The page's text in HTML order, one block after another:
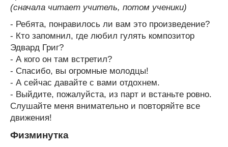
(сначала читает учитель, потом ученики)
- Ребята, понравилось ли вам это произведение?
- Кто запомнил, где любил гулять композитор
Эдвард Григ?
- А кого он там встретил?
- Спасибо, вы огромные молодцы!
- А сейчас давайте с вами отдохнем.
- Выйдите, пожалуйста, из парт и встаньте ровно.
Слушайте меня внимательно и повторяйте все
движения!
Физминутка